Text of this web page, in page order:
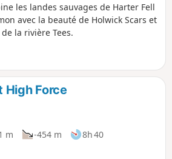
les landes sauvages de Harter Fell
avec la beauté de Holwick Scars et
la rivière Tees.
High Force
m -454 m
8h 40